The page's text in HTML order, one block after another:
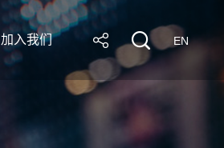
加入我们 EN